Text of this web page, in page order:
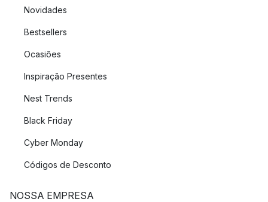
Novidades
Bestsellers
Ocasiões
Inspiração Presentes
Nest Trends
Black Friday
Cyber Monday
Códigos de Desconto
NOSSA EMPRESA